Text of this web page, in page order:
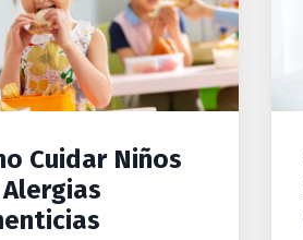
Cuidar Niños